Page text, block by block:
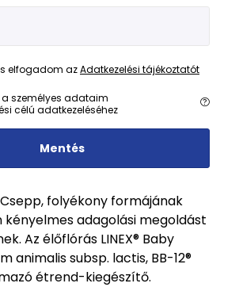
elfogadom azAdatkezelési tájékoztatót
a személyes adataim
célú adatkezeléséhez
Mentés
Csepp, folyékony formájának
kényelmes adagolási megoldást
Az élőflórás LINEX® Baby
animalis subsp. lactis, BB-12®
étrend-kiegészítő.